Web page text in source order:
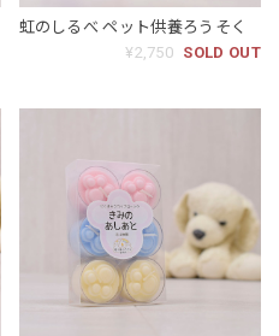
虹のしるべ ペット供養ろうそく
¥2,750 SOLD OUT